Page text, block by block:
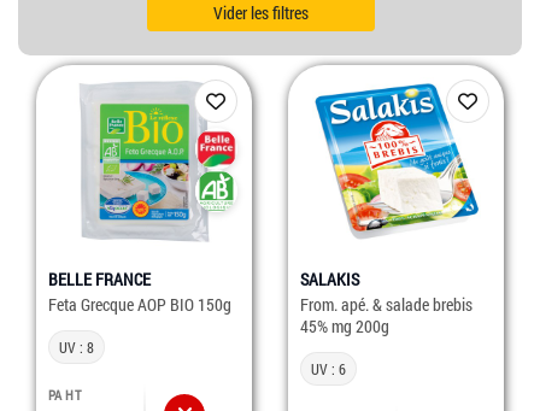
Vider les filtres
BELLE FRANCE
Feta Grecque AOP BIO 150g
UV : 8
PA HT
SALAKIS
From. apé. & salade brebis
45% mg 200g
UV : 6